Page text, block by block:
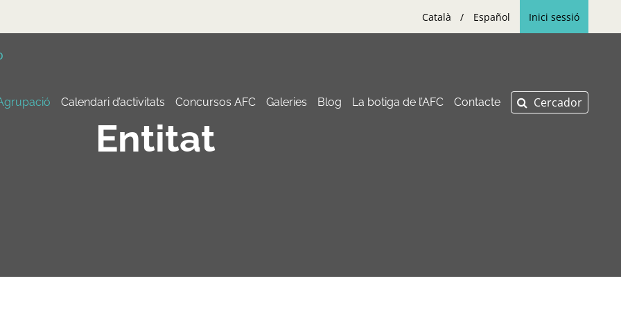
Català Español Inici sessió
Agrupació Calendari d’activitats Concursos AFC Galeries Blog La botiga de l’AFC Contacte
Entitat